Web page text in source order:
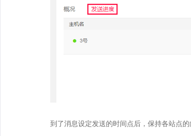
到了消息设定发送的时间点后，保持各站点